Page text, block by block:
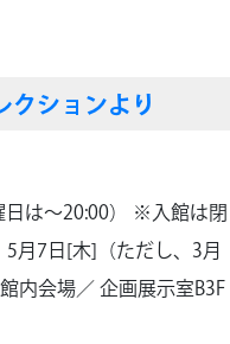
クションより
日は～20:00） ※入館は閉
月7日[木]（ただし、3月
内会場／ 企画展示室B3F